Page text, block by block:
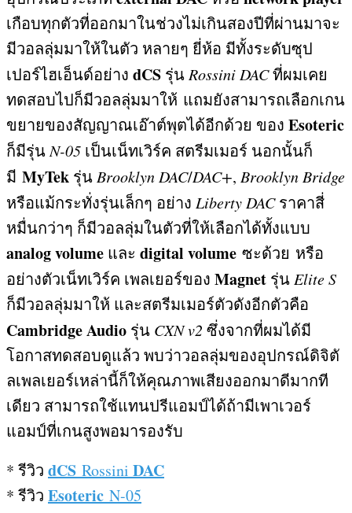
เกือบทุกตัวที่ออกมาในช่วงไม่เกินสองปีที่ผ่านมาจะ
มีวอลลุ่มมาให้ในตัว หลายๆ ยี่ห้อ มีทั้งระดับซุป
เปอร์ไฮเอ็นด์อย่าง dCS รุ่น Rossini DACที่ผมเคย
ทดสอบไปก็มีวอลลุ่มมาให้ แถมยังสามารถเลือกเกน
ขยายของสัญญาณเอ๊าต์พุตได้อีกด้วย ของ Esoteric
ก็มีรุ่นN-05 เป็นเน็ทเวิร์ค สตรีมเมอร์ นอกนั้นก็
มี MyTek รุ่น Brooklyn DAC/DAC+, Brooklyn Bridge
หรือแม้กระทั่งรุ่นเล็กๆ อย่าง Liberty DAC ราคาสี่
หมื่นกว่าๆ ก็มีวอลลุ่มในตัวที่ให้เลือกได้ทั้งแบบ
analog volume และ digital volume ซะด้วย หรือ
อย่างตัวเน็ทเวิร์ค เพลเยอร์ของ Magnet รุ่น Elite S
ก็มีวอลลุ่มมาให้ และสตรีมเมอร์ตัวดังอีกตัวคือ
Cambridge Audio รุ่น CXN v2 ซึ่งจากที่ผมได้มี
โอกาสทดสอบดูแล้ว พบว่าวอลลุ่มของอุปกรณ์ดิจิตั
ลเพลเยอร์เหล่านี้ก็ให้คุณภาพเสียงออกมาดีมากที
เดียว สามารถใช้แทนปรีแอมป์ได้ถ้ามีเพาเวอร์
แอมป์ที่เกนสูงพอมารองรับ
* รีวิว dCS Rossini DAC
* รีวิว Esoteric N-05